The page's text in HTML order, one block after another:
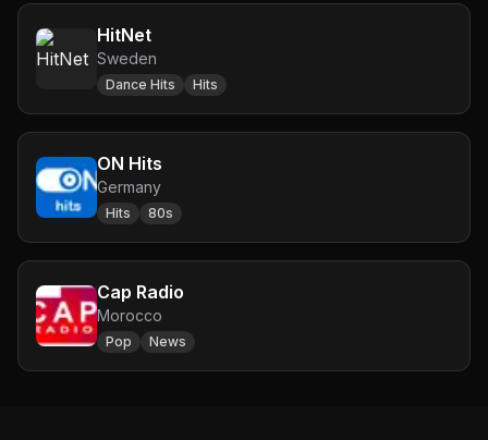
HitNet
Sweden
Dance Hits Hits
ON Hits
Germany
Hits 80s
Cap Radio
Morocco
Pop News